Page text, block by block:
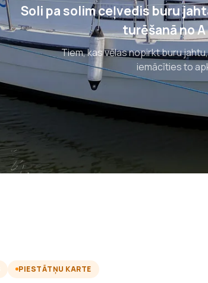
Soli pa solim ceļvedis buru
turēšanā no
Tiem, kas vēlas nopirkt buru
iemācīties to
PIESTĀTŅU KARTE